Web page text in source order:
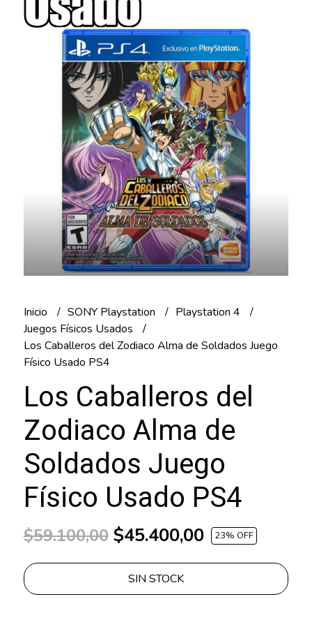
Inicio SONY Playstation
Playstation 4
Juegos Físicos Usados
Los Caballeros del Zodiaco Alma de Soldados Juego
Físico Usado PS4
Los Caballeros del
Zodiaco Alma de
Soldados Juego
Físico Usado PS4
$59.100,00$45.400,00 23% OFF
SIN STOCK